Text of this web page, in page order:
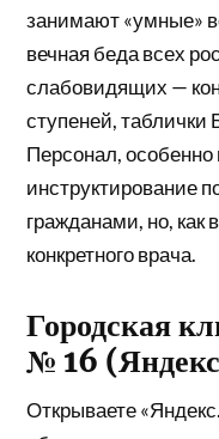
занимают «умные»
вечная беда всех
слабовидящих —
ступеней, таблички
Персонал,
инструктирование
гражданами, но, как
конкретного врача.
Городская
№ 16
Открываете